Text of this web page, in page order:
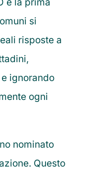
si
risposte a
ignorando
ogni
nominato
Questo